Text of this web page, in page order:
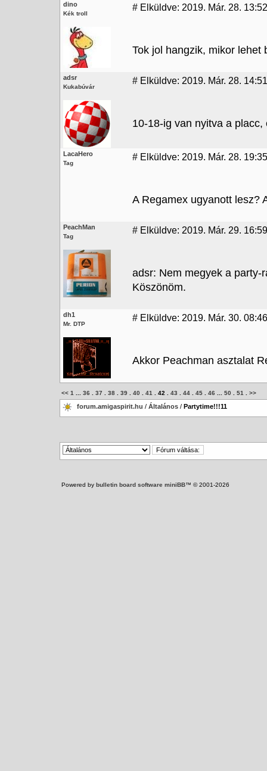
dino
Kék troll
# Elküldve: 2019. Már. 28.
Tok jol hangzik, mikor lehet
adsr
Kukabúvár
# Elküldve: 2019. Már. 28. 14:51
10-18-ig van nyitva a
LacaHero
Tag
# Elküldve: 2019. Már. 28. 19:35
A Regamex ugyanott lesz?
PeachMan
Tag
# Elküldve: 2019. Már. 29. 16:59
adsr: Nem megyek a party-
Köszönöm.
dh1
Mr. DTP
# Elküldve: 2019. Már. 30. 08:46
Akkor Peachman asztalat
<< 1 36 37 38 39 40 41 42 43 44 45 46 50 51 >>
forum.amigaspirit.hu / Általános / Partytime!!!11
Powered by bulletin board software miniBB™ © 2001-2026